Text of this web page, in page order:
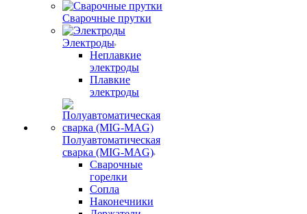
Сварочные прутки
Электроды
Неплавкие
электроды
Плавкие
электроды
Полуавтоматическая
сварка (MIG-MAG)
Сварочные
горелки
Сопла
Наконечники